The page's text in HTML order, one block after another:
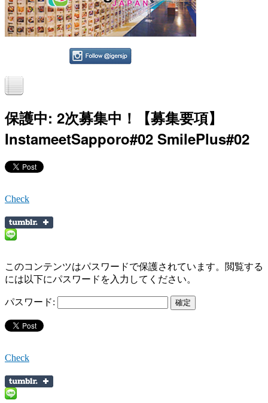
保護中: 2次募集中！【募集要項】
InstameetSapporo#02 SmilePlus#02
Check
このコンテンツはパスワードで保護されています。閲覧する
には以下にパスワードを入力してください。
パスワード:
Check